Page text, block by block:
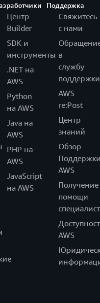
Центр
Builder
SDK и
инструменты
.NET на
AWS
Python
на AWS
Java на
AWS
PHP на
AWS
JavaScript
на AWS
Поддержка
Свяжитесь
с нами
в
службу
поддержки
AWS
re:Post
Центр
знаний
Обзор
AWS
Получение
помощи
AWS